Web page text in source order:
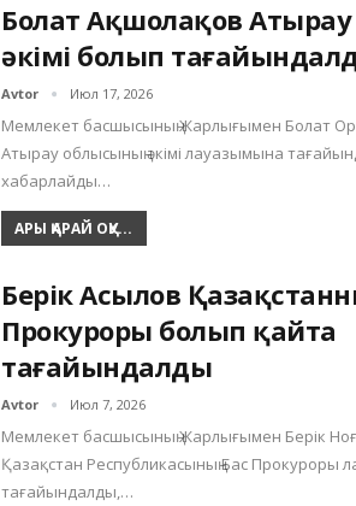
Болат Ақшолақов
әкімі болып
Avtor Июл 17, 2026
Мемлекет басшысының Жарлығымен Болат
Атырау облысының әкімі лауазымына
хабарлайды…
АРЫ ҚАРАЙ ОҚУ...
Берік Асылов
Прокуроры болып қайта
тағайындалды
Avtor Июл 7, 2026
Мемлекет басшысының Жарлығымен Берік
Қазақстан Республикасының Бас Прокуроры
тағайындалды,…